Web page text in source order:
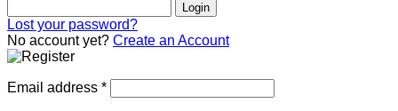
Login
Lost your password?
No account yet? Create an Account
Email address *